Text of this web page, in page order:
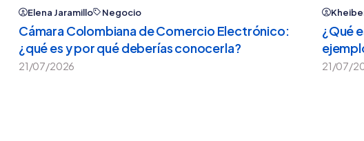
Elena Jaramillo Negocio
Cámara Colombiana de Comercio Electrónico:
¿qué es y por qué deberías conocerla?
21/07/2026
¿Qué
21/07/